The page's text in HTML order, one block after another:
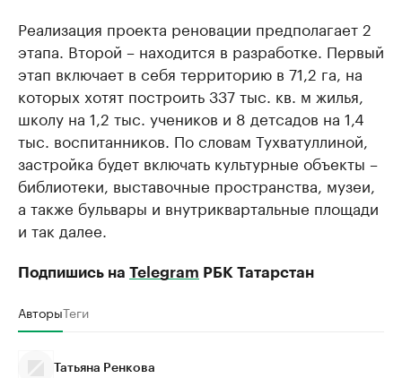
Реализация проекта реновации предполагает 2
этапа. Второй – находится в разработке. Первый
этап включает в себя территорию в 71,2 га, на
которых хотят построить 337 тыс. кв. м жилья,
школу на 1,2 тыс. учеников и 8 детсадов на 1,4
тыс. воспитанников. По словам Тухватуллиной,
застройка будет включать культурные объекты –
библиотеки, выставочные пространства, музеи,
а также бульвары и внутриквартальные площади
и так далее.
Подпишись на Telegram РБК Татарстан
АвторыТеги
Татьяна Ренкова